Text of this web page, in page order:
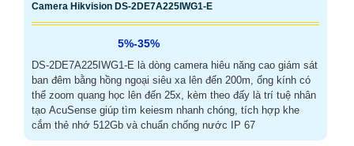
Camera Hikvision DS-2DE7A225IWG1-E
5%-35%
DS-2DE7A225IWG1-E là dòng camera hiêu năng cao giám sát
ban đêm bằng hồng ngoại siêu xa lên đến 200m, ống kính có
thể zoom quang học lên đến 25x, kèm theo đấy là trí tuệ nhân
tạo AcuSense giúp tìm keiesm nhanh chóng, tích hợp khe
cắm thẻ nhớ 512Gb và chuẩn chống nước IP 67